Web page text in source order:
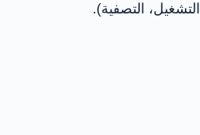
التشغيل، التصفية).